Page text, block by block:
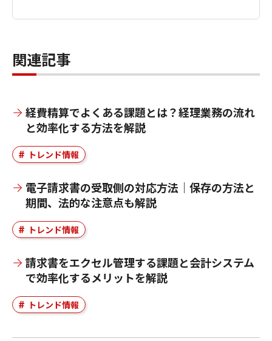
関連記事
経費精算でよくある課題とは？経理業務の流れ
と効率化する方法を解説
トレンド情報
電子請求書の受取側の対応方法｜保存の方法と
期間、法的な注意点も解説
トレンド情報
請求書をエクセル管理する課題と会計システム
で効率化するメリットを解説
トレンド情報